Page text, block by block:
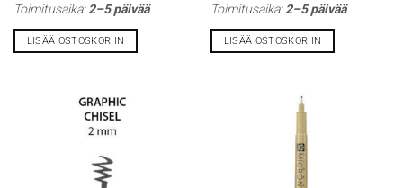
Toimitusaika:2–5 päivää
LISÄÄ OSTOSKORIIN
Toimitusaika:2–5 päivää
LISÄÄ OSTOSKORIIN